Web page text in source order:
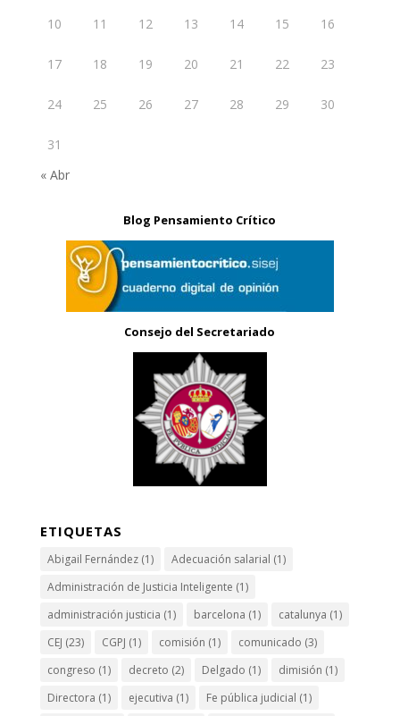
10 11 12 13 14 15 16
17 18 19 20 21 22 23
24 25 26 27 28 29 30
31
« Abr
Blog Pensamiento Crítico
Consejo del Secretariado
ETIQUETAS
Abigail Fernández(1) Adecuación salarial (1)
Administración de Justicia Inteligente (1)
administración justicia (1) barcelona (1) catalunya (1)
CEJ (23) CGPJ (1) comisión (1) comunicado (3)
congreso (1) decreto (2) Delgado (1) dimisión (1)
Directora (1) ejecutiva (1) Fe pública judicial (1)